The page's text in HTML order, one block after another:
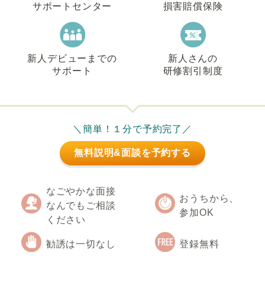
サポートセンター
損害賠償保険
新人デビューまでの
サポート
新人さんの
研修割引制度
＼簡単！１分で予約完了／
無料説明&面談を予約する
なごやかな面接
なんでもご相談
ください
おうちから、
参加OK
勧誘は一切なし 登録無料